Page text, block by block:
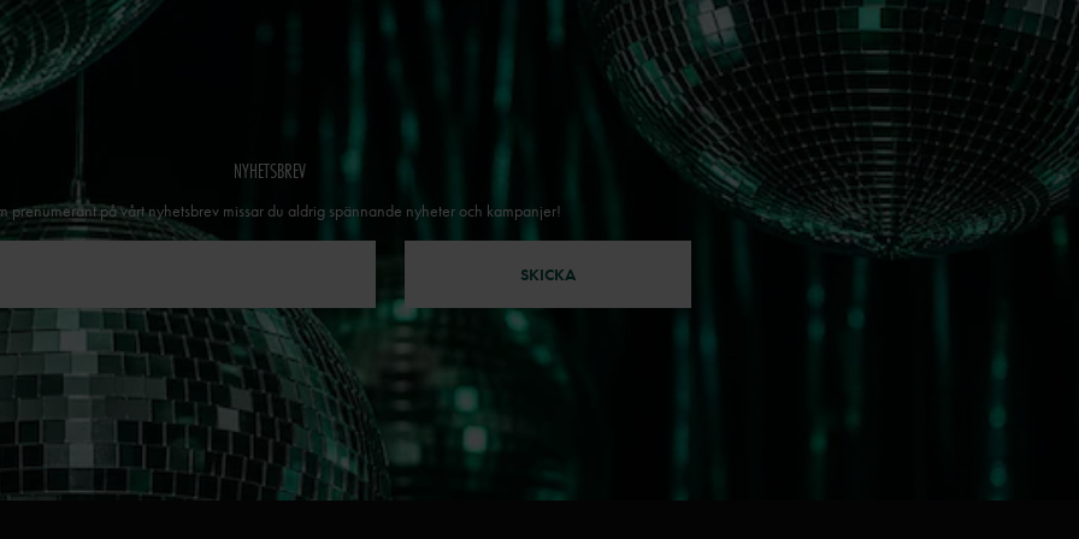
NYHETSBREV
prenumerant på vårt nyhetsbrev missar du aldrig spännande nyheter och kampanjer!
SKICKA